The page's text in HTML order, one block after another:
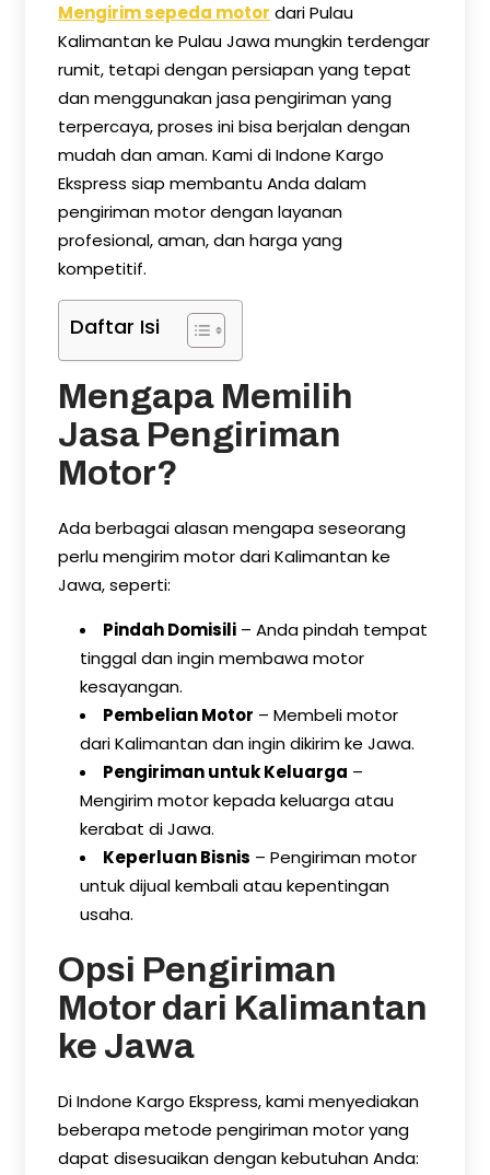
Mengirim sepeda motor dari Pulau
Kalimantan ke Pulau Jawa mungkin terdengar
rumit, tetapi dengan persiapan yang tepat
dan menggunakan jasa pengiriman yang
terpercaya, proses ini bisa berjalan dengan
mudah dan aman. Kami di Indone Kargo
Ekspress siap membantu Anda dalam
pengiriman motor dengan layanan
profesional, aman, dan harga yang
kompetitif.
Daftar Isi
Mengapa Memilih
Jasa Pengiriman
Motor?
Ada berbagai alasan mengapa seseorang
perlu mengirim motor dari Kalimantan ke
Jawa, seperti:
Pindah Domisili – Anda pindah tempat
tinggal dan ingin membawa motor
kesayangan.
Pembelian Motor – Membeli motor
dari Kalimantan dan ingin dikirim ke Jawa.
Pengiriman untuk Keluarga –
Mengirim motor kepada keluarga atau
kerabat di Jawa.
Keperluan Bisnis – Pengiriman motor
untuk dijual kembali atau kepentingan
usaha.
Opsi Pengiriman
Motor dari Kalimantan
ke Jawa
Di Indone Kargo Ekspress, kami menyediakan
beberapa metode pengiriman motor yang
dapat disesuaikan dengan kebutuhan Anda: